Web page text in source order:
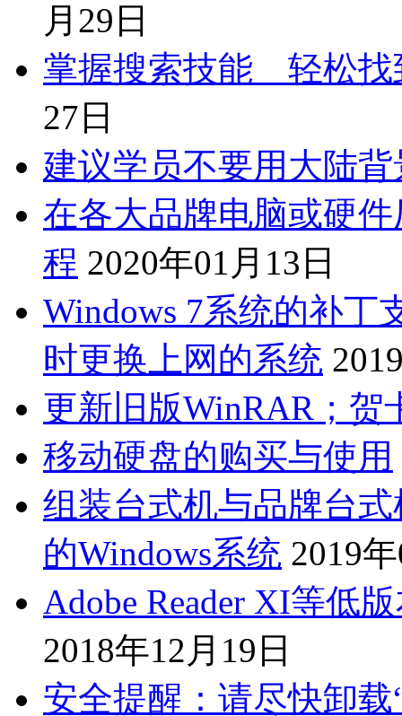
月29日
掌握搜索技能 轻松找
27日
建议学员不要用大陆
在各大品牌电脑或硬
程 2020年01月13日
Windows 7系统的补丁
时更换上网的系统
更新旧版WinRAR；贺
移动硬盘的购买与使用
组装台式机与品牌台
的Windows系统 2019
Adobe Reader XI等低
2018年12月19日
安全提醒：请尽快卸载